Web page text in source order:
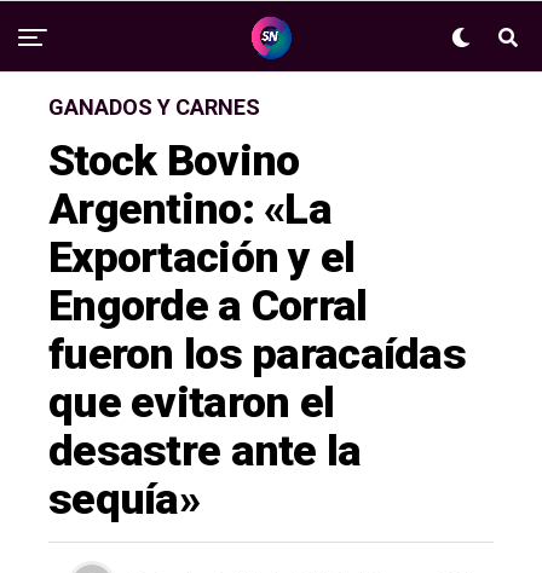
GANADOS Y CARNES
Stock Bovino
Argentino: «La
Exportación y el
Engorde a Corral
fueron los paracaídas
que evitaron el
desastre ante la
sequía»